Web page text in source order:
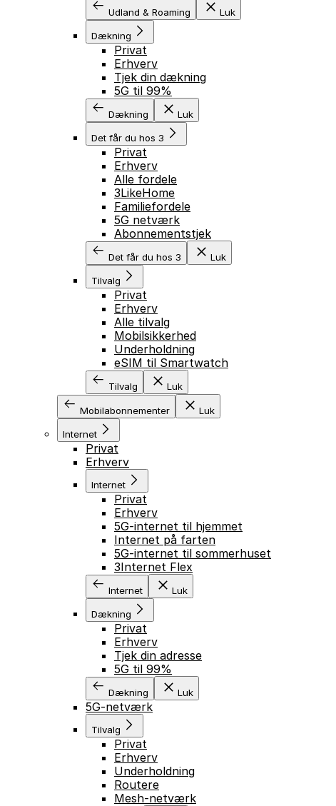
Udland & Roaming Luk
Dækning
Privat
Erhverv
Tjek din dækning
5G til 99%
Dækning Luk
Det får du hos 3
Privat
Erhverv
Alle fordele
3LikeHome
Familiefordele
5G netværk
Abonnementstjek
Det får du hos 3 Luk
Tilvalg
Privat
Erhverv
Alle tilvalg
Mobilsikkerhed
Underholdning
eSIM til Smartwatch
Tilvalg Luk
Mobilabonnementer Luk
Internet
Privat
Erhverv
Internet
Privat
Erhverv
5G-internet til hjemmet
Internet på farten
5G-internet til sommerhuset
3Internet Flex
Internet Luk
Dækning
Privat
Erhverv
Tjek din adresse
5G til 99%
Dækning Luk
5G-netværk
Tilvalg
Privat
Erhverv
Underholdning
Routere
Mesh-netværk